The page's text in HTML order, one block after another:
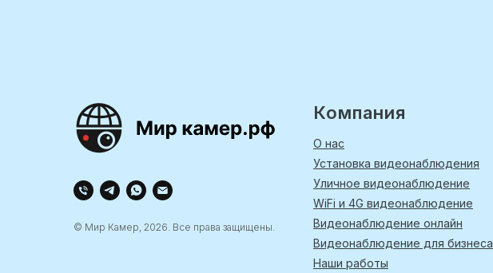
© Мир Камер, 2026. Все права защищены.
Компания
О нас
Установка видеонаблюдения
Уличное видеонаблюдение
WiFi и 4G видеонаблюдение
Видеонаблюдение онлайн
Видеонаблюдение для бизнеса
Наши работы